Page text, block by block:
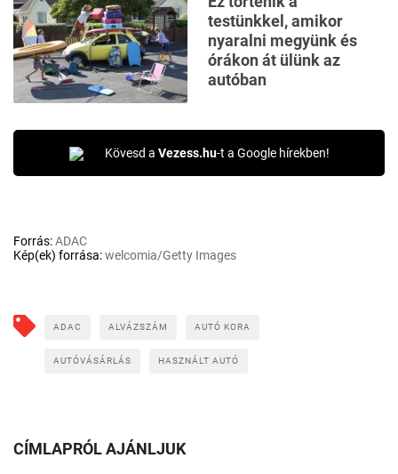
testünkkel, amikor
nyaralni megyünk és
órákon át ülünk az
autóban
Kövesd a Vezess.hu-t a Google hírekben!
Forrás:ADAC
Kép(ek) forrása:welcomia/Getty Images
ADAC ALVÁZSZÁM AUTÓ KORA
AUTÓVÁSÁRLÁS HASZNÁLT AUTÓ
CÍMLAPRÓL AJÁNLJUK